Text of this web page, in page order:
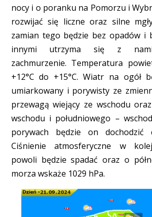
nocy i o poranku na Pomorzu i
rozwijać się liczne oraz silne
zamian tego będzie bez opadów i
innymi utrzyma się z nami
zachmurzenie. Temperatura
+12°C do +15°C. Wiatr na ogół
umiarkowany i porywisty ze
przewagą wiejący ze wschodu
wschodu i południowego –
porywach będzie on dochodzić
Ciśnienie atmosferyczne w
powoli będzie spadać oraz o
morza wskaże 1029 hPa.